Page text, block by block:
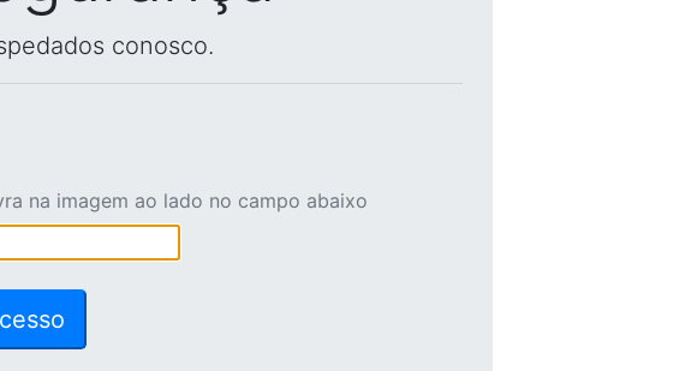
conosco.
na imagem ao lado no campo abaixo